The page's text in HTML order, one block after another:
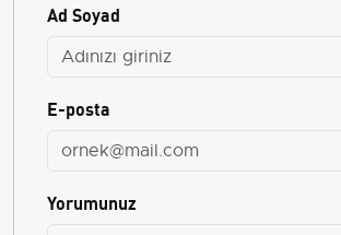
Ad Soyad
E-posta
Yorumunuz